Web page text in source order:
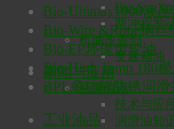
Bio-
两冲程发
机油改善剂
变速箱油
新闻与应用
新闻资讯
技术与应用
润滑油知
Bio-Ultimax1000液
Bio-Wire &Rope钢丝
Bio-EP环保齿轮油
Bio-High Temp 180
BPL多功能防锈润滑
工业油品